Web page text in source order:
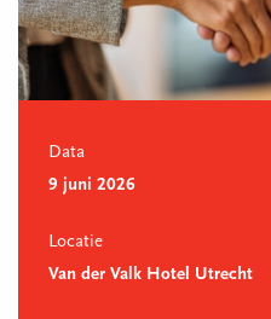
Data
9 juni 2026
Locatie
Van der Valk Hotel Utrecht